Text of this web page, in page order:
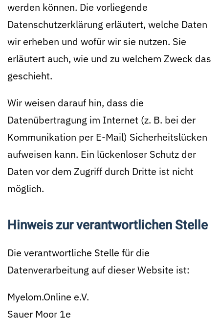
werden können. Die vorliegende
Datenschutzerklärung erläutert, welche Daten
wir erheben und wofür wir sie nutzen. Sie
erläutert auch, wie und zu welchem Zweck das
geschieht.
Wir weisen darauf hin, dass die
Datenübertragung im Internet (z. B. bei der
Kommunikation per E-Mail) Sicherheitslücken
aufweisen kann. Ein lückenloser Schutz der
Daten vor dem Zugriff durch Dritte ist nicht
möglich.
Hinweis zur verantwortlichen Stelle
Die verantwortliche Stelle für die
Datenverarbeitung auf dieser Website ist:
Myelom.Online e.V.
Sauer Moor 1e